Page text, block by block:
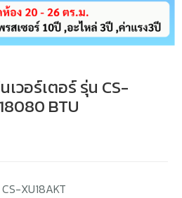
วอร์เตอร์ รุ่น CS-
BTU
CS-XU18AKT